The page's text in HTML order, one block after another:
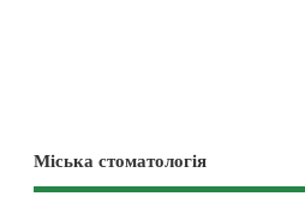
Міська стоматологія